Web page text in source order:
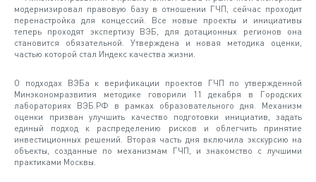
модернизировал правовую базу в отношении ГЧП, сейчас проходит
перенастройка для концессий. Все новые проекты и инициативы
теперь проходят экспертизу ВЭБ, для дотационных регионов она
становится обязательной. Утверждена и новая методика оценки,
частью которой стал Индекс качества жизни.
О подходах ВЭБа к верификации проектов ГЧП по утвержденной
Минэкономразвития методике говорили 11 декабря в Городских
лабораториях ВЭБ.РФ в рамках образовательного дня. Механизм
оценки призван улучшить качество подготовки инициатив, задать
единый подход к распределению рисков и облегчить принятие
инвестиционных решений. Вторая часть дня включила экскурсию на
объекты, созданные по механизмам ГЧП, и знакомство с лучшими
практиками Москвы.